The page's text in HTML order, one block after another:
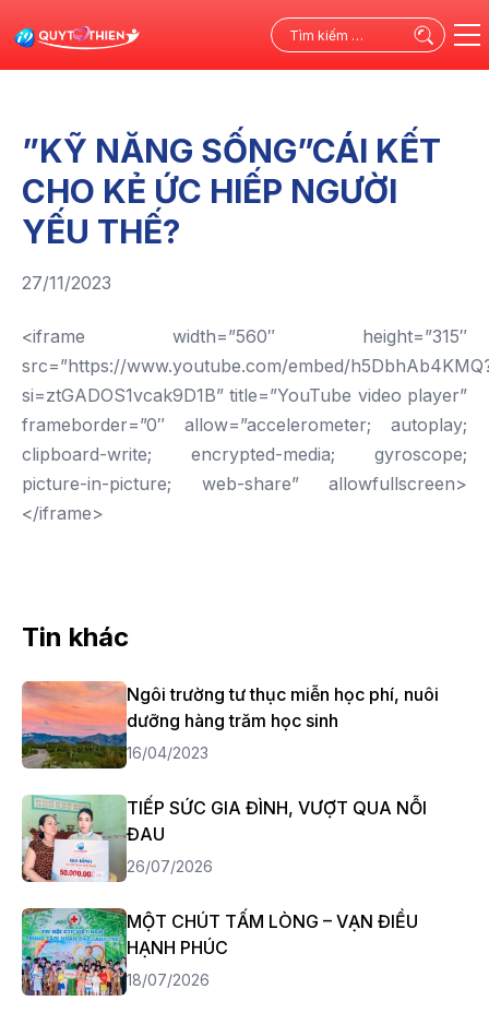
kiếm
”KỸ NĂNG SỐNG”CÁI KẾT
CHO KẺ ỨC HIẾP NGƯỜI
YẾU THẾ?
27/11/2023
<iframe width=”560″ height=”315″
src=”https://www.youtube.com/embed/
si=ztGADOS1vcak9D1B” title=”YouTube video player”
frameborder=”0″ allow=”accelerometer; autoplay;
clipboard-write; encrypted-media; gyroscope;
picture-in-picture; web-share” allowfullscreen>
</iframe>
Tin khác
Ngôi trường tư thục miễn học phí, nuôi
dưỡng hàng trăm học sinh
16/04/2023
TIẾP SỨC GIA ĐÌNH, VƯỢT QUA NỖI
ĐAU
26/07/2026
MỘT CHÚT TẤM LÒNG – VẠN ĐIỀU
HẠNH PHÚC
18/07/2026